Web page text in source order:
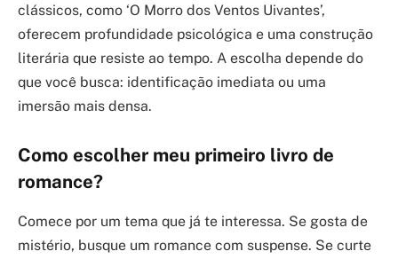
clássicos, como ‘O Morro dos Ventos Uivantes’,
oferecem profundidade psicológica e uma construção
literária que resiste ao tempo. A escolha depende do
que você busca: identificação imediata ou uma
imersão mais densa.
Como escolher meu primeiro livro de
romance?
Comece por um tema que já te interessa. Se gosta de
mistério, busque um romance com suspense. Se curte